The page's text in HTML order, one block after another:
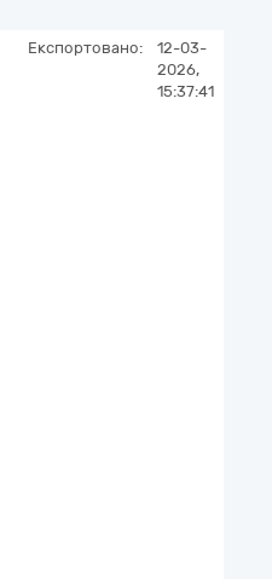
Експортовано:
12-03-
2026,
15:37:41